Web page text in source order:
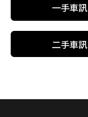
一手車訊
二手車訊